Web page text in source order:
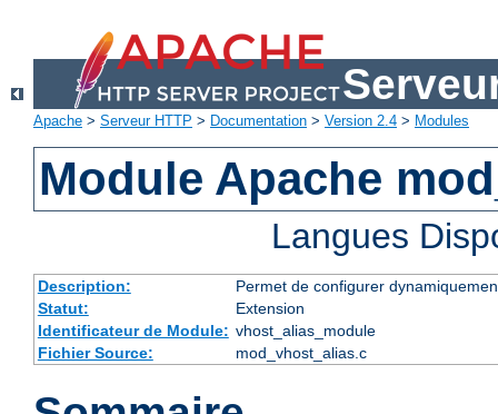
Apache > Serveur HTTP > Documentation > Version 2.4 > Modules
Module Apache
Langues
Description:
Permet de configurer
Statut:
Extension
Identificateur de Module: vhost_alias_module
Fichier Source:
mod_vhost_alias.c